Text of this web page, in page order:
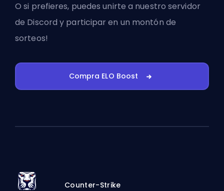
O si prefieres, puedesunirte a nuestro servidor
de Discord y participar en un montón de
sorteos!
Compra ELO Boost
Counter-Strike